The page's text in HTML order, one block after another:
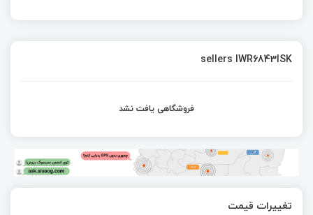
sellers IWR6843ISK
فروشگاهی یافت نشد
تغییرات قیمت